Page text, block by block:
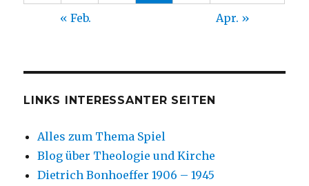
« Feb. Apr. »
LINKS INTERESSANTER SEITEN
Alles zum Thema Spiel
Blog über Theologie und Kirche
Dietrich Bonhoeffer 1906 – 1945